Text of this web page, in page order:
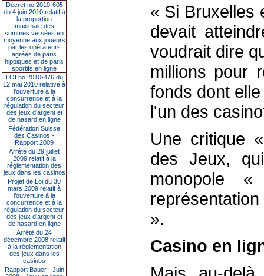
Décret no 2010-605
du 4 juin 2010 relatif à
la proportion
maximale des
sommes versées en
moyenne aux joueurs
par les opérateurs
agréés de paris
hippiques et de paris
sportifs en ligne
LOI no 2010-476 du
12 mai 2010 relative à
l’ouverture à la
concurrence et à la
régulation du secteur
des jeux d’argent et
de hasard en ligne
Fédération Suisse
des Casinos -
Rapport 2009
Arrêté du 29 juillet
2009 relatif à la
réglementation des
jeux dans les casinos
Projet de Loi du 30
mars 2009 relatif à
l’ouverture à la
concurrence et à la
régulation du secteur
des jeux d’argent et
de hasard en ligne
Arrêté du 24
décembre 2008 relatif
à la réglementation
des jeux dans les
casinos
Rapport Bauer - Juin
« Si Bruxelles
devait
voudrait dire
millions pour
fonds dont
l'un des
Une critique
des Jeux,
monopole
».
Casino en